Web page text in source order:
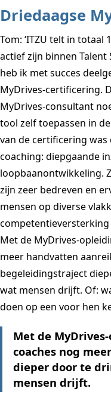
Driedaagse
Tom: ‘ITZU telt in totaal
actief zijn binnen Talent
heb ik met succes
MyDrives-certificering.
MyDrives-consultant
tool zelf toepassen in
van de certificering
coaching: diepgaande
loopbaanontwikkeling.
zijn zeer bedreven en
mensen op diverse
Met de MyDrives-
meer handvatten
begeleidingstraject
wat mensen drijft. Of:
doen op een voor hen
Met de
coaches nog
dieper door te
mensen drijft.